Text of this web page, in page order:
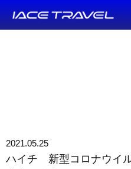
2021.05.25
ハイチ 新型コロナウイ